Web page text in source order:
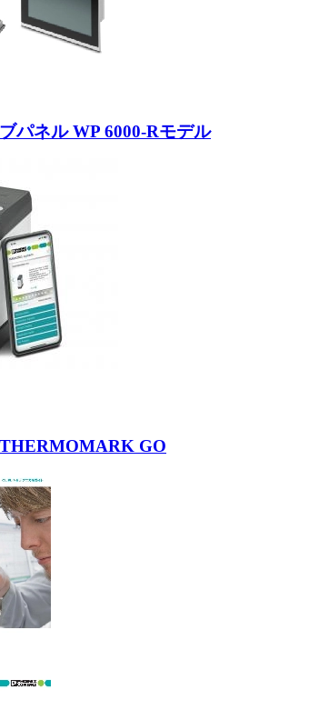
パネル WP 6000-Rモデル
GO